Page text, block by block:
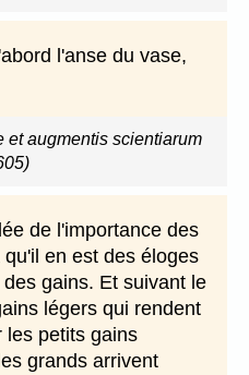
l'anse du vase,
et augmentis scientiarum
de l'importance des
en est des éloges
gains. Et suivant le
légers qui rendent
les petits gains
grands arrivent